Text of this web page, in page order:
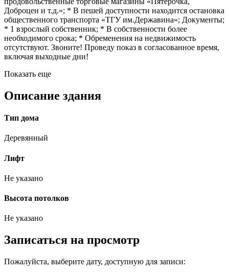
Доброцен и т.д.»; * В пешей доступности находится остановка
общественного транспорта «ТГУ им.Державина»; Документы;
* 1 взрослый собственник; * В собственности более
необходимого срока; * Обременения на недвижимость
отсутствуют. Звоните! Проведу показ в согласованное время,
включая выходные дни!
Показать еще
Описание здания
Тип дома
Деревянный
Лифт
Не указано
Высота потолков
Не указано
Записаться на просмотр
Пожалуйста, выберите дату, доступную для записи: